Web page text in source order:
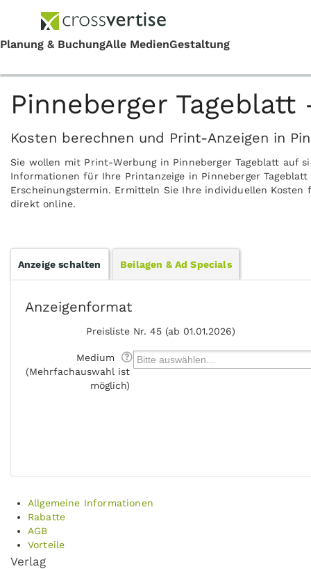
Pinneberger
Kosten berechnen und Print-Anzeigen in
Sie wollen mit Print-Werbung in Pinneberger Tageblatt auf
Informationen für Ihre Printanzeige in Pinneberger
Erscheinungstermin. Ermitteln Sie Ihre individuellen
direkt online.
Anzeige schalten Beilagen & Ad Specials
Anzeigenformat
Preisliste Nr. 45 (ab 01.01.2026)
Medium
(Mehrfachauswahl ist
möglich)
Allgemeine Informationen
Rabatte
AGB
Vorteile
Verlag